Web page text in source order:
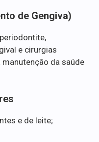
de Gengiva)
e cirurgias
da saúde
e de leite;